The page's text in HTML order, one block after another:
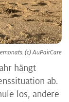
(c) AuPairCare
hängt
ab.
los, andere